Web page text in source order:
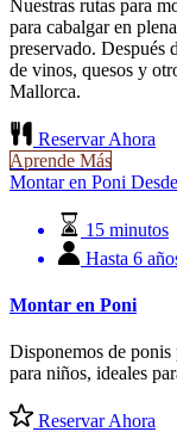
Nuestras rutas para
para cabalgar en
preservado. Después
de vinos, quesos y
Mallorca.
Reservar Ahora
Aprende Más
Montar en Poni Desde
15 minutos
Hasta 6
Montar en Poni
Disponemos de ponis
para niños, ideales
Reservar Ahora